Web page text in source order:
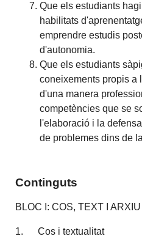
Que els estudiants
habilitats
emprendre estudis
d'autonomia.
Que els estudiants
coneixements propis a
d'una manera
competències que se
l'elaboració i la
de problemes dins de
Continguts
BLOC I: COS, TEXT I ARXIU
1. Cos i textualitat